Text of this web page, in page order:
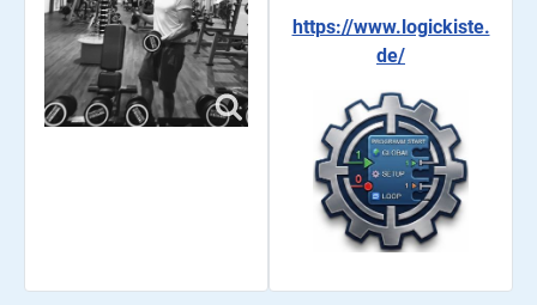
https://www.logickiste.
de/